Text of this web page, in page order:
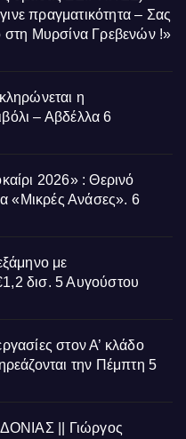
πραγματικότητα – Σας
στη Μυρσίνα Γρεβενών !»
η
– Αβδέλλα 6
2026» : Θερινό
«Μικρές Ανάσες». 6
με
δισ. 5 Αυγούστου
στον Α’ κλάδο
την Πέμπτη 5
|| Γιώργος